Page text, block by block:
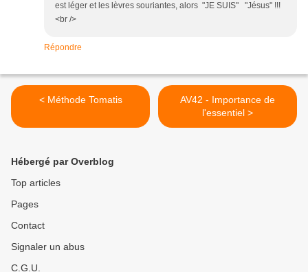
est léger et les lèvres souriantes, alors "JE SUIS" "Jésus" !!!
<br />
Répondre
< Méthode Tomatis
AV42 - Importance de
l'essentiel >
Hébergé par Overblog
Top articles
Pages
Contact
Signaler un abus
C.G.U.